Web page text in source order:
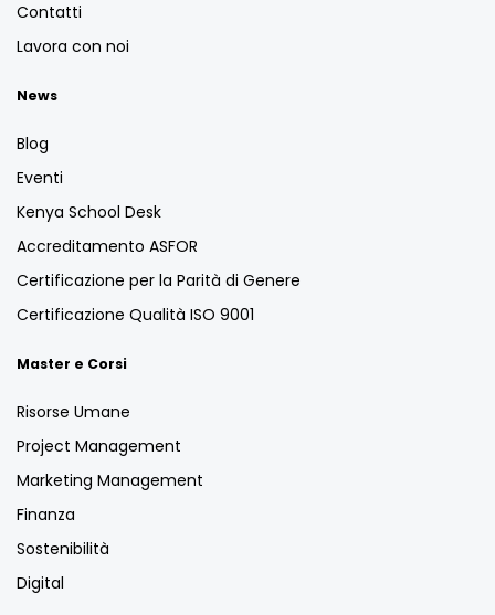
Contatti
Lavora con noi
News
Blog
Eventi
Kenya School Desk
Accreditamento ASFOR
Certificazione per la Parità di Genere
Certificazione Qualità ISO 9001
Master e Corsi
Risorse Umane
Project Management
Marketing Management
Finanza
Sostenibilità
Digital